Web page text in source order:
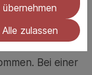
werden, kann
Bei einer
übernehmen
Alle zulassen